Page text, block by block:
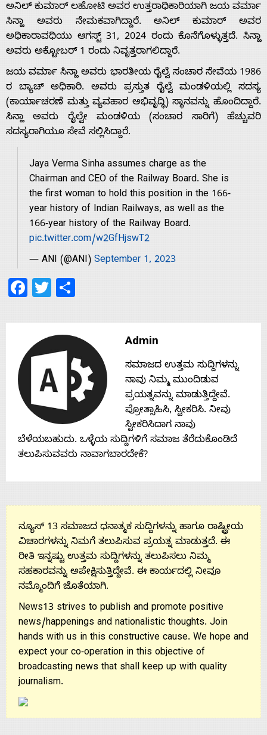
Home
About
Us
Advertise
With
Contact
Us
ಅನಿಲ್ ಕುಮಾರ್ ಲಹೋಟಿ ಅವರ ಉತ್ತರಾಧಿಕಾರಿಯಾಗಿ ಜಯ ವರ್ಮಾ
ಸಿನ್ಹಾ ಅವರು ನೇಮಕವಾಗಿದ್ದಾರೆ. ಅನಿಲ್ ಕುಮಾರ್ ಅವರ
ಅಧಿಕಾರಾವಧಿಯು ಆಗಸ್ಟ್ 31, 2024 ರಂದು ಕೊನೆಗೊಳ್ಳುತ್ತದೆ. ಸಿನ್ಹಾ
ಅವರು ಅಕ್ಟೋಬರ್ 1 ರಂದು ನಿವೃತ್ತರಾಗಲಿದ್ದಾರೆ.
ಜಯ ವರ್ಮಾ ಸಿನ್ಹಾ ಅವರು ಭಾರತೀಯ ರೈಲ್ವೆ ಸಂಚಾರ ಸೇವೆಯ 1986
ರ ಬ್ಯಾಚ್ ಅಧಿಕಾರಿ. ಅವರು ಪ್ರಸ್ತುತ ರೈಲ್ವೆ ಮಂಡಳಿಯಲ್ಲಿ ಸದಸ್ಯ
(ಕಾರ್ಯಾಚರಣೆ ಮತ್ತು ವ್ಯವಹಾರ ಅಭಿವೃದ್ಧಿ) ಸ್ಥಾನವನ್ನು ಹೊಂದಿದ್ದಾರೆ.
ಸಿನ್ಹಾ ಅವರು ರೈಲ್ವೇ ಮಂಡಳಿಯ (ಸಂಚಾರ ಸಾರಿಗೆ) ಹೆಚ್ಚುವರಿ
ಸದಸ್ಯರಾಗಿಯೂ ಸೇವೆ ಸಲ್ಲಿಸಿದ್ದಾರೆ.
Jaya Verma Sinha assumes charge as the
Chairman and CEO of the Railway Board. She is
the first woman to hold this position in the 166-
year history of Indian Railways, as well as the
166-year history of the Railway Board.
pic.twitter.com/w2GfHjswT2
— ANI (@ANI)September 1, 2023
Facebook
Twitter
Admin
ಸಮಾಜದ ಉತ್ತಮ ಸುದ್ದಿಗಳನ್ನು
ನಾವು ನಿಮ್ಮ ಮುಂದಿಡುವ
ಪ್ರಯತ್ನವನ್ನು ಮಾಡುತ್ತಿದ್ದೇವೆ.
ಪ್ರೋತ್ಸಾಹಿಸಿ, ಸ್ವೀಕರಿಸಿ. ನೀವು
ಸ್ವೀಕರಿಸಿದಾಗ ನಾವು
ಬೆಳೆಯಬಹುದು. ಒಳ್ಳೆಯ ಸುದ್ದಿಗಳಿಗೆ ಸಮಾಜ ತೆರೆದುಕೊಂಡಿದೆ
ತಲುಪಿಸುವವರು ನಾವಾಗಬಾರದೇಕೆ?
ನ್ಯೂಸ್ 13 ಸಮಾಜದ ಧನಾತ್ಮಕ ಸುದ್ದಿಗಳನ್ನು ಹಾಗೂ ರಾಷ್ಟ್ರೀಯ
ವಿಚಾರಗಳನ್ನು ನಿಮಗೆ ತಲುಪಿಸುವ ಪ್ರಯತ್ನ ಮಾಡುತ್ತದೆ. ಈ
ರೀತಿ ಇನ್ನಷ್ಟು ಉತ್ತಮ ಸುದ್ದಿಗಳನ್ನು ತಲುಪಿಸಲು ನಿಮ್ಮ
ಸಹಕಾರವನ್ನು ಅಪೇಕ್ಷಿಸುತ್ತಿದ್ದೇವೆ. ಈ ಕಾರ್ಯದಲ್ಲಿ ನೀವೂ
ನಮ್ಮೊಂದಿಗೆ ಜೊತೆಯಾಗಿ.
News13 strives to publish and promote positive
news/happenings and nationalistic thoughts. Join
hands with us in this constructive cause. We hope and
expect your co-operation in this objective of
broadcasting news that shall keep up with quality
journalism.